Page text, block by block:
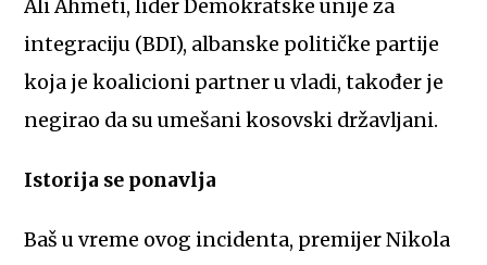
Ali Ahmeti, lider Demokratske unije za
integraciju (BDI), albanske političke partije
koja je koalicioni partner u vladi, također je
negirao da su umešani kosovski državljani.
Istorija se ponavlja
Baš u vreme ovog incidenta, premijer Nikola